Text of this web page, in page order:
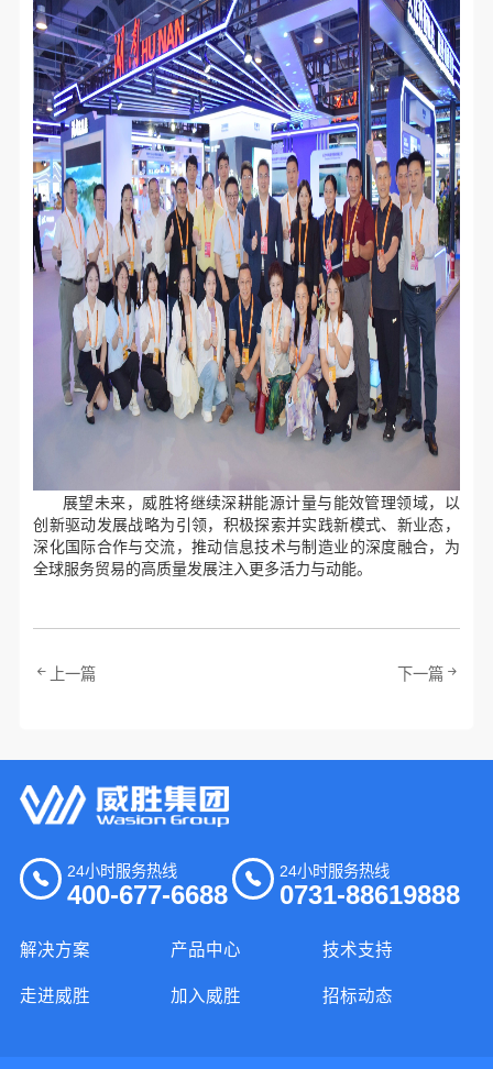
展望未来，威胜将继续深耕能源计量与能效管理领域，以
创新驱动发展战略为引领，积极探索并实践新模式、新业态，
深化国际合作与交流，推动信息技术与制造业的深度融合，为
全球服务贸易的高质量发展注入更多活力与动能。
上一篇 下一篇
24小时服务热线
400-677-6688
24小时服务热线
0731-88619888
解决方案 产品中心 技术支持
走进威胜 加入威胜 招标动态